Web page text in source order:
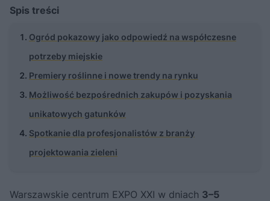
Spis treści
Ogród pokazowy jako odpowiedź na współczesne
potrzeby miejskie
Premiery roślinne i nowe trendy na rynku
Możliwość bezpośrednich zakupów i pozyskania
unikatowych gatunków
Spotkanie dla profesjonalistów z branży
projektowania zieleni
Warszawskie centrum EXPO XXI w dniach 3–5